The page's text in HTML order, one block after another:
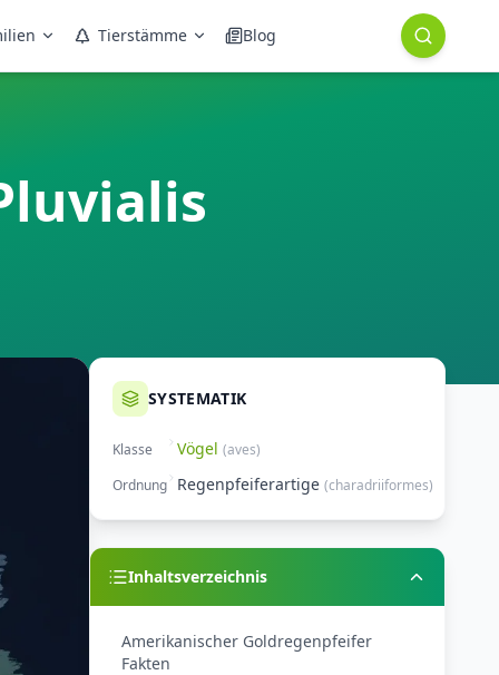
Tierstämme Blog
SYSTEMATIK
Klasse Vögel (aves)
Ordnung Regenpfeiferartige (charadriiformes)
Inhaltsverzeichnis
Amerikanischer Goldregenpfeifer
Fakten